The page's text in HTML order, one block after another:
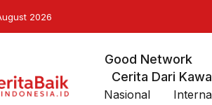
2026
Good Network
Cerita Dari
Nasional